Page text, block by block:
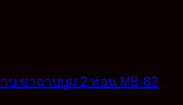
บ ขาฉาบบูม 2 ท่อน MB-82